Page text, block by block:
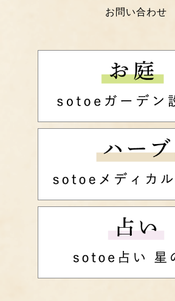
お問い合わせ